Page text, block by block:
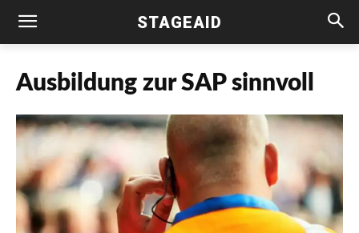
STAGEAID
Ausbildung zur SAP sinnvoll